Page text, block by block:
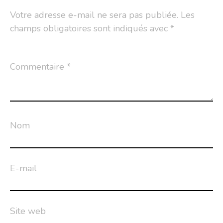
Votre adresse e-mail ne sera pas publiée. Les
champs obligatoires sont indiqués avec *
Commentaire *
Nom
E-mail
Site web